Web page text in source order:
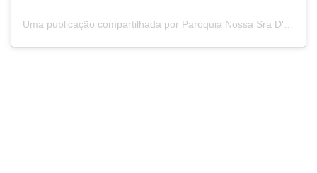
Uma publicação compartilhada por Paróquia Nossa Sra D'Abadia (@paroquiansdabadia)